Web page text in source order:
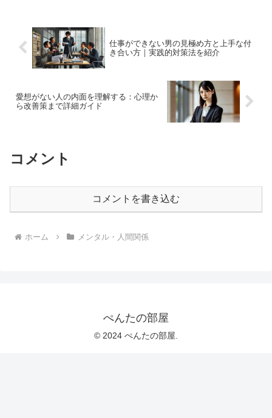
仕事ができない男の見極め方と上手な付
き合い方｜実践的対策法を紹介
愛想がない人の内面を理解する：心理か
ら改善策まで詳細ガイド
コメント
コメントを書き込む
ホーム メンタル・人間関係
ぺんたの部屋
© 2024 ぺんたの部屋.